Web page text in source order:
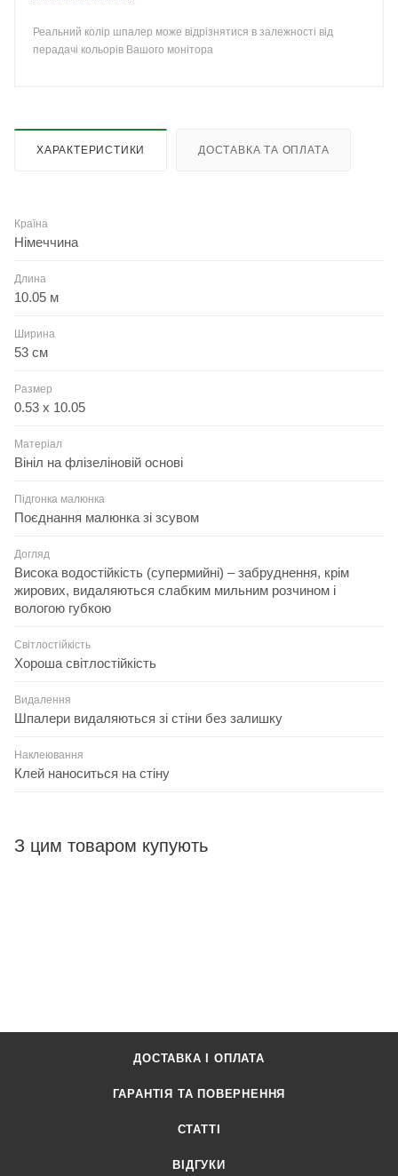
Реальний колір шпалер може відрізнятися в залежності від
перадачі кольорів Вашого монітора
ХАРАКТЕРИСТИКИ ДОСТАВКА ТА ОПЛАТА
Країна
Німеччина
Длина
10.05 м
Ширина
53 см
Размер
0.53 x 10.05
Матеріал
Вініл на флізеліновій основі
Підгонка малюнка
Поєднання малюнка зі зсувом
Догляд
Висока водостійкість (супермийні) – забруднення, крім
жирових, видаляються слабким мильним розчином і
вологою губкою
Світлостійкість
Хороша світлостійкість
Видалення
Шпалери видаляються зі стіни без залишку
Наклеювання
Клей наноситься на стіну
З цим товаром купують
ДОСТАВКА І ОПЛАТА
ГАРАНТІЯ ТА ПОВЕРНЕННЯ
СТАТТІ
ВІДГУКИ